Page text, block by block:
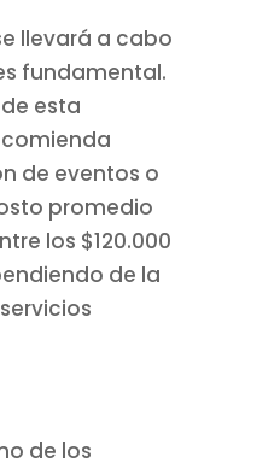
llevará a cabo
fundamental.
esta
de eventos o
promedio
los $120.000
de la
de los